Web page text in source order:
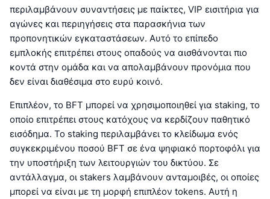
περιλαμβάνουν συναντήσεις με παίκτες, VIP εισιτήρια για
αγώνες και περιηγήσεις στα παρασκήνια των
προπονητικών εγκαταστάσεων. Αυτό το επίπεδο
εμπλοκής επιτρέπει στους οπαδούς να αισθάνονται πιο
κοντά στην ομάδα και να απολαμβάνουν προνόμια που
δεν είναι διαθέσιμα στο ευρύ κοινό.
Επιπλέον, το BFT μπορεί να χρησιμοποιηθεί για staking, το
οποίο επιτρέπει στους κατόχους να κερδίζουν παθητικό
εισόδημα. Το staking περιλαμβάνει το κλείδωμα ενός
συγκεκριμένου ποσού BFT σε ένα ψηφιακό πορτοφόλι για
την υποστήριξη των λειτουργιών του δικτύου. Σε
αντάλλαγμα, οι stakers λαμβάνουν ανταμοιβές, οι οποίες
μπορεί να είναι με τη μορφή επιπλέον tokens. Αυτή η